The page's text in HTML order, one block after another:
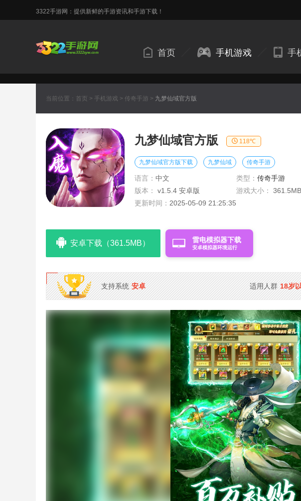
3322手游网：提供新鲜的手游资讯和手游下载！
首页 手机游戏 手
当前位置： 首页 > 手机游戏 > 传奇手游 > 九梦仙域官方版
九梦仙域官方版 118℃
九梦仙域官方版下载 九梦仙域 传奇手游
语言： 中文 类型： 传奇手游
版本：
v1.5.4 安卓版 游戏大小：
361.5MB
更新时间： 2025-05-09 21:25:35
安卓下载（361.5MB） 雷电模拟器下载
安卓模拟器环境运行
支持系统 安卓 适用人群 18岁